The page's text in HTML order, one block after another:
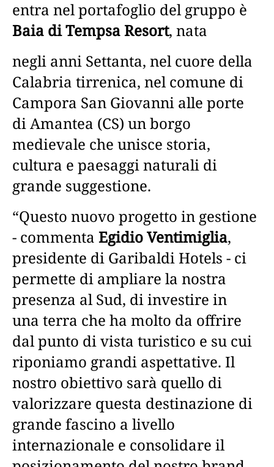
entra nel portafoglio del gruppo è
Baia di Tempsa Resort, nata
negli anni Settanta, nel cuore della
Calabria tirrenica, nel comune di
Campora San Giovanni alle porte
di Amantea (CS) un borgo
medievale che unisce storia,
cultura e paesaggi naturali di
grande suggestione.
“Questo nuovo progetto in gestione
- commenta Egidio Ventimiglia,
presidente di Garibaldi Hotels - ci
permette di ampliare la nostra
presenza al Sud, di investire in
una terra che ha molto da offrire
dal punto di vista turistico e su cui
riponiamo grandi aspettative. Il
nostro obiettivo sarà quello di
valorizzare questa destinazione di
grande fascino a livello
internazionale e consolidare il